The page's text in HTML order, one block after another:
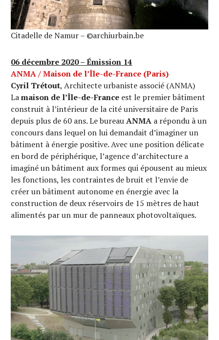
Citadelle de Namur – ©archiurbain.be
06 décembre 2020 – Émission 14
ANMA / Maison de l’Île-de-France (Paris)
Cyril Trétout, Architecte urbaniste associé (ANMA)
Lamaison de l’Île-de-France est le premier bâtiment
construit à l’intérieur de la cité universitaire de Paris
depuis plus de 60 ans. Le bureauANMA a répondu à un
concours dans lequel on lui demandait d’imaginer un
bâtiment à énergie positive. Avec une position délicate
en bord de périphérique, l’agence d’architecture a
imaginé un bâtiment aux formes qui épousent au mieux
les fonctions, les contraintes de bruit et l’envie de
créer un bâtiment autonome en énergie avec la
construction de deux réservoirs de 15 mètres de haut
alimentés par un mur de panneaux photovoltaïques.